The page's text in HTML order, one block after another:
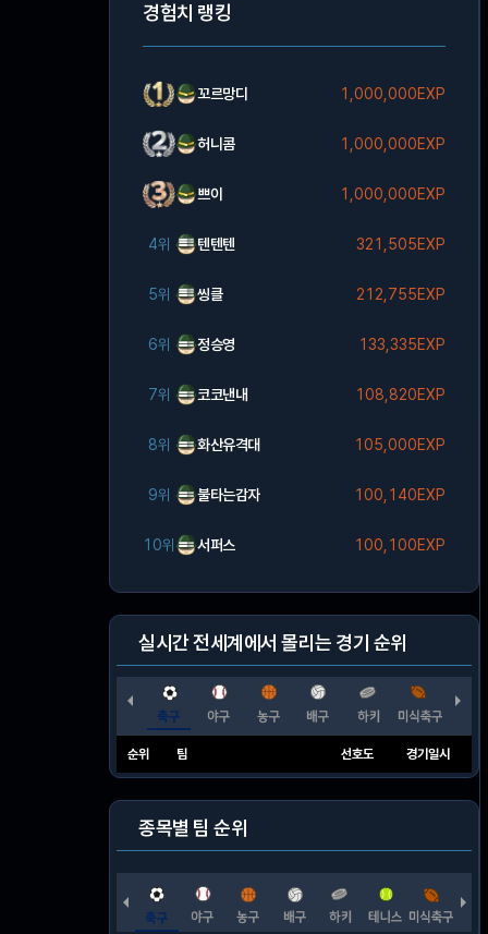
경험치 랭킹
꼬르망디 1,000,000EXP
허니콤 1,000,000EXP
쁘이 1,000,000EXP
4위 텐텐텐 321,505EXP
5위 씽클 212,755EXP
6위 정승영 133,335EXP
7위 코코낸내 108,820EXP
8위 화산유격대 105,000EXP
9위 불타는감자 100,140EXP
10위 서퍼스 100,100EXP
실시간 전세계에서 몰리는 경기 순위
순위 팀 선호도 경기일시
종목별 팀 순위